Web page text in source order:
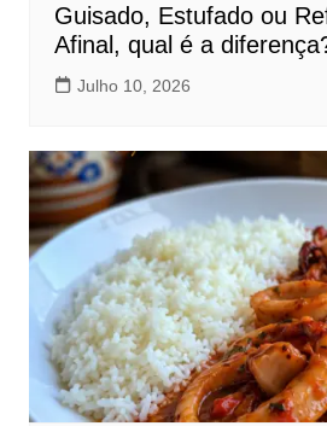
Guisado, Estufado ou
Afinal, qual é a
Julho 10, 2026